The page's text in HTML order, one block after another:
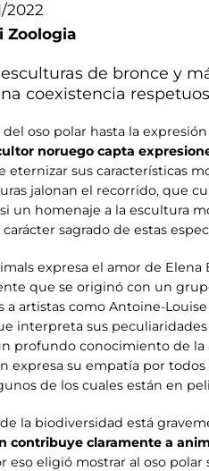
2022
Zoologia
de bronce y
coexistencia
oso polar hasta la
noruego capta
eternizar sus características
jalonan el recorrido, que
un homenaje a la escultura
sagrado de estas
expresa el amor de
que se originó con un
a artistas como Antoine-
interpreta sus
profundo conocimiento de la
expresa su empatía por
de los cuales están en
la biodiversidad está
contribuye claramente a
eso eligió mostrar al oso